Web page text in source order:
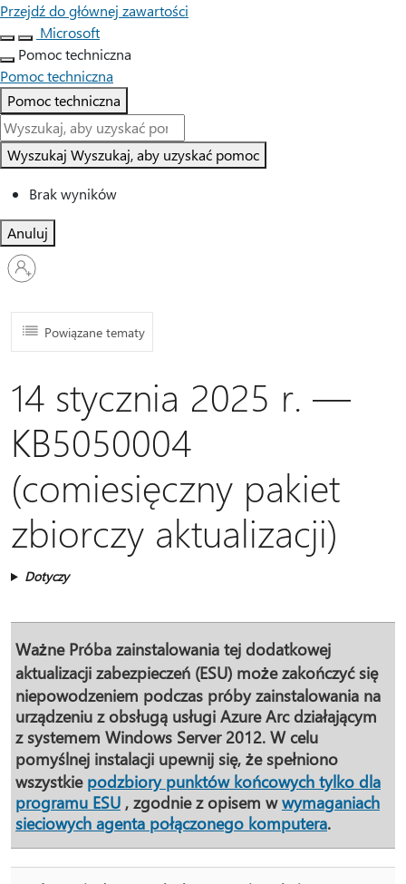
Przejdź do głównej zawartości
Microsoft
Pomoc techniczna
Pomoc techniczna
Pomoc techniczna
Wyszukaj Wyszukaj, aby uzyskać pomoc
Brak wyników
Anuluj
Zaloguj
się
swojego
konta Powiązane tematy
14 stycznia 2025 r. —
KB5050004
(comiesięczny pakiet
zbiorczy aktualizacji)
Dotyczy
WażnePróba zainstalowania tej dodatkowej
aktualizacji zabezpieczeń (ESU) może zakończyć się
niepowodzeniem podczas próby zainstalowania na
urządzeniu z obsługą usługi Azure Arc działającym
z systemem Windows Server 2012. W celu
pomyślnej instalacji upewnij się, że spełniono
wszystkie podzbiory punktów końcowych tylko dla
programu ESU , zgodnie z opisem wwymaganiach
sieciowych agenta połączonego komputera.